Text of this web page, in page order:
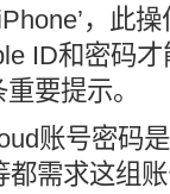
，此
ID和密码才
要提示。
账号密码
需求这组